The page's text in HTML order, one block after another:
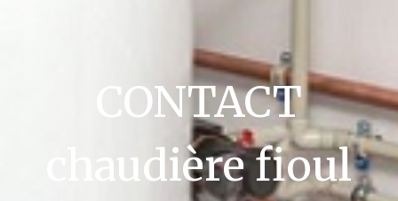
CONTACT
chaudière fioul